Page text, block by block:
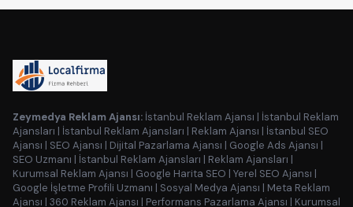
Zeymedya Reklam Ajansı: İstanbul Reklam Ajansı | İstanbul Reklam
Ajansları | İstanbul Reklam Ajansları | Reklam Ajansı | İstanbul SEO
Ajansı | SEO Ajansı | Dijital Pazarlama Ajansı | Google Ads Ajansı |
SEO Uzmanı | İstanbul Reklam Ajansları | Reklam Ajansları |
Kurumsal Reklam Ajansı | Google Harita SEO | Yerel SEO Ajansı |
Google İşletme Profili Uzmanı | Sosyal Medya Ajansı | Meta Reklam
Ajansı | 360 Reklam Ajansı | Performans Pazarlama Ajansı | Kurumsal